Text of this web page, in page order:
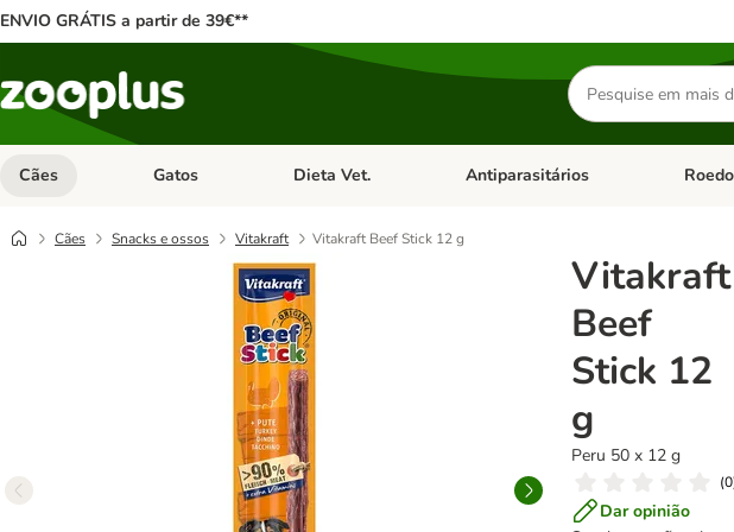
ENVIO GRÁTIS a partir de 39€**
Pesquisar
produtos
Cães Abrir menu de categoria: Cães
Gatos Abrir menu de categoria: Gatos
Dieta Vet. Abrir menu de categoria: Dieta Vet.
Antiparasitários Abrir
Cães Snacks e ossos Vitakraft Vitakraft Beef Stick 12 g
Vitakraft
Beef
Stick 12
g
Peru 50 x 12 g
(0
Dar opinião